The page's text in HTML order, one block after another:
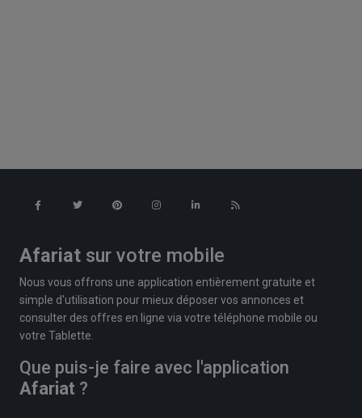
Afariat sur votre mobile
Nous vous offrons une application entièrement gratuite et
simple d'utilisation pour mieux déposer vos annonces et
consulter des offres en ligne via votre téléphone mobile ou
votre Tablette.
Que puis-je faire avec l'application
Afariat ?